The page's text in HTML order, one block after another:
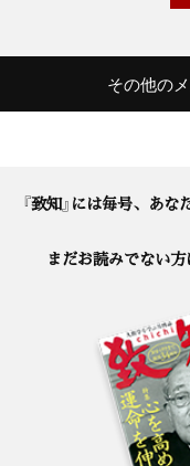
その他の
『致知』には毎号、あ
まだお読みでない